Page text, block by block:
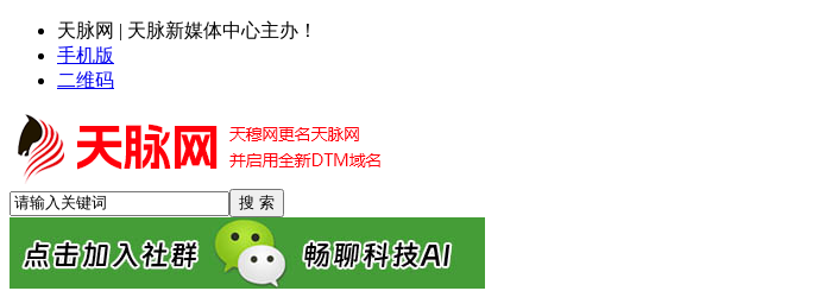
天脉网 | 天脉新媒体中心主办！
手机版
二维码